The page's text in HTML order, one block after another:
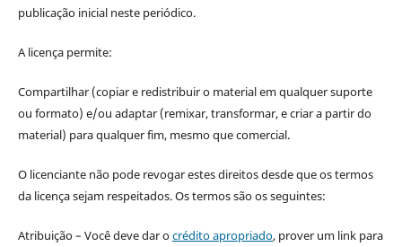
publicação inicial neste periódico.
A licença permite:
Compartilhar (copiar e redistribuir o material em qualquer suporte
ou formato) e/ou adaptar (remixar, transformar, e criar a partir do
material) para qualquer fim, mesmo que comercial.
O licenciante não pode revogar estes direitos desde que os termos
da licença sejam respeitados. Os termos são os seguintes:
Atribuição – Você deve dar ocrédito apropriado, prover um link para